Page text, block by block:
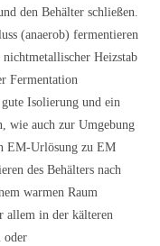
den Behälter schließen.
(anaerob) fermentieren
Heizstab
Fermentation
Isolierung und ein
wie auch zur Umgebung
EM-Urlösung zu EM
des Behälters nach
warmen Raum
allem in der kälteren
oder